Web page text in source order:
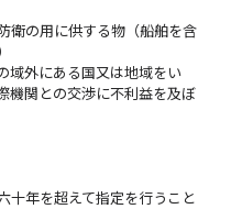
衛の用に供する物（船舶を含
域外にある国又は地域をい
機関との交渉に不利益を及ぼ
十年を超えて指定を行うこと